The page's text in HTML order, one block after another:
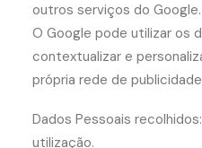
outros serviços do Google.
O Google pode utilizar os
contextualizar e
própria rede de
Dados Pessoais
utilização.